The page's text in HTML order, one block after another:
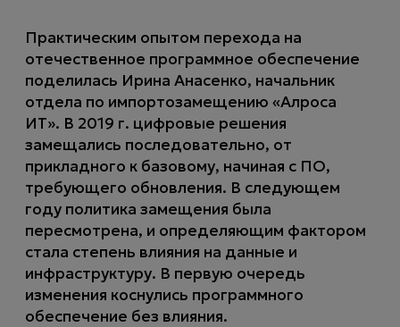
Практическим опытом перехода на
отечественное программное обеспечение
поделилась Ирина Анасенко, начальник
отдела по импортозамещению «Алроса
ИТ». В 2019 г. цифровые решения
замещались последовательно, от
прикладного к базовому, начиная с ПО,
требующего обновления. В следующем
году политика замещения была
пересмотрена, и определяющим фактором
стала степень влияния на данные и
инфраструктуру. В первую очередь
изменения коснулись программного
обеспечение без влияния.